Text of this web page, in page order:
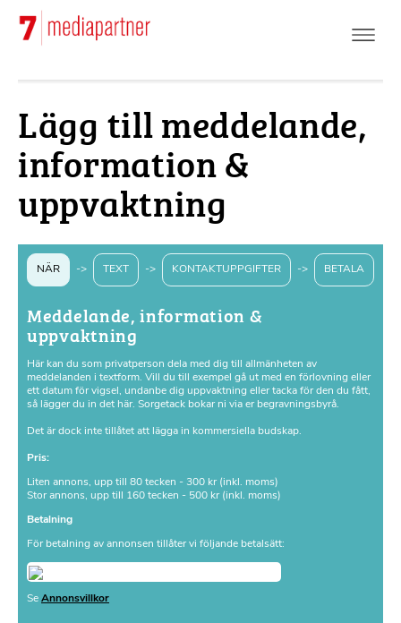
Hoppa
huvudinnehåll
Lägg till meddelande,
information &
uppvaktning
NÄR -> TEXT -> KONTAKTUPPGIFTER -> BETALA
Meddelande, information &
uppvaktning
Här kan du som privatperson dela med dig till allmänheten av
meddelanden i textform. Vill du till exempel gå ut med en förlovning eller
ett datum för vigsel, undanbe dig uppvaktning eller tacka för den du fått,
så lägger du in det här. Sorgetack bokar ni via er begravningsbyrå.
Det är dock inte tillåtet att lägga in kommersiella budskap.
Pris:
Liten annons, upp till 80 tecken - 300 kr (inkl. moms)
Stor annons, upp till 160 tecken - 500 kr (inkl. moms)
Betalning
För betalning av annonsen tillåter vi följande betalsätt:
Se Annonsvillkor